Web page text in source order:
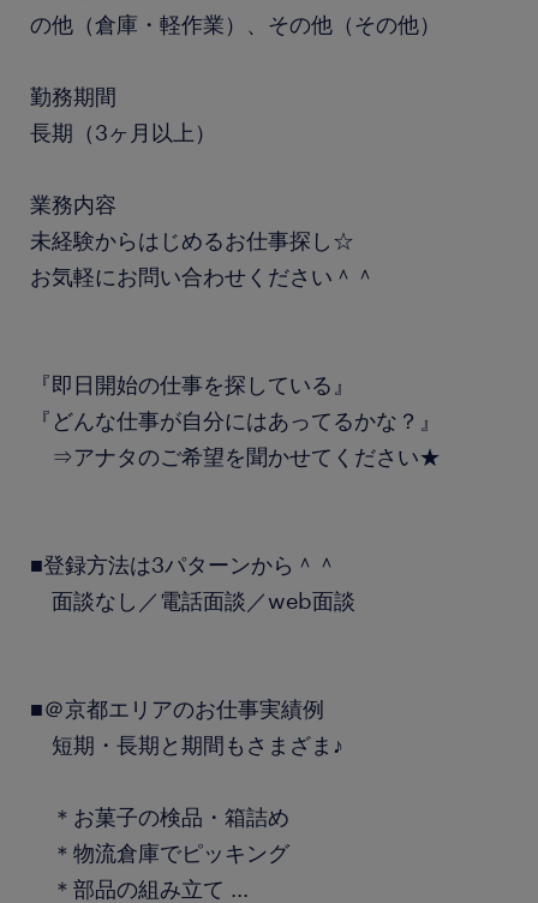
の他（倉庫・軽作業）、その他（その他）
勤務期間
長期（3ヶ月以上）
業務内容
未経験からはじめるお仕事探し☆
お気軽にお問い合わせください＾＾
『即日開始の仕事を探している』
『どんな仕事が自分にはあってるかな？』
⇒アナタのご希望を聞かせてください★
■登録方法は3パターンから＾＾
面談なし／電話面談／web面談
■＠京都エリアのお仕事実績例
短期・長期と期間もさまざま♪
＊お菓子の検品・箱詰め
＊物流倉庫でピッキング
＊部品の組み立て ...